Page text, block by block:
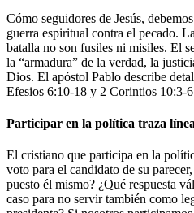
Cómo seguidores de Jesús,
guerra espiritual contra el pecado.
batalla no son fusiles ni misiles. El
la “armadura” de la verdad, la
Dios. El apóstol Pablo describe
Efesios 6:10-18 y 2 Corintios 10:3-
Participar en la política traza
El cristiano que participa en la
voto para el candidato de su
puesto él mismo? ¿Qué respuesta
caso para no servir también como